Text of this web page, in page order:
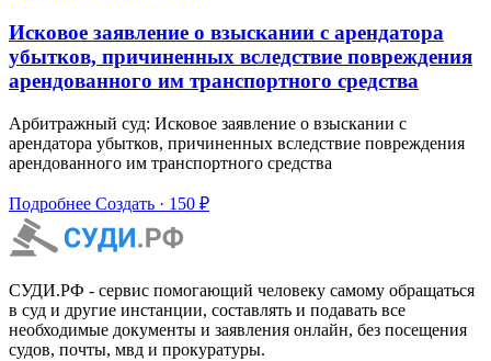
Исковое заявление о взыскании с арендатора
убытков, причиненных вследствие повреждения
арендованного им транспортного средства
Арбитражный суд: Исковое заявление о взыскании с
арендатора убытков, причиненных вследствие повреждения
арендованного им транспортного средства
Подробнее Создать · 150 ₽
СУДИ.РФ - сервис помогающий человеку самому обращаться
в суд и другие инстанции, составлять и подавать все
необходимые документы и заявления онлайн, без посещения
судов, почты, мвд и прокуратуры.